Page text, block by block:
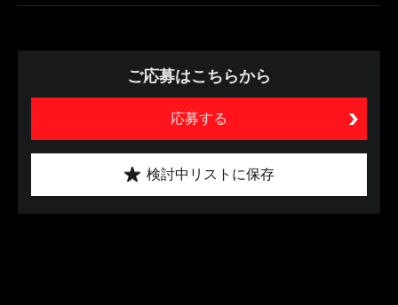
ご応募はこちらから
応募する
検討中リストに保存